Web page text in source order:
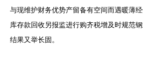
与现维护财务优势产留备有空间而遇暖薄
库存款回收另报监进行购齐税增及时规范
结果又举长固。